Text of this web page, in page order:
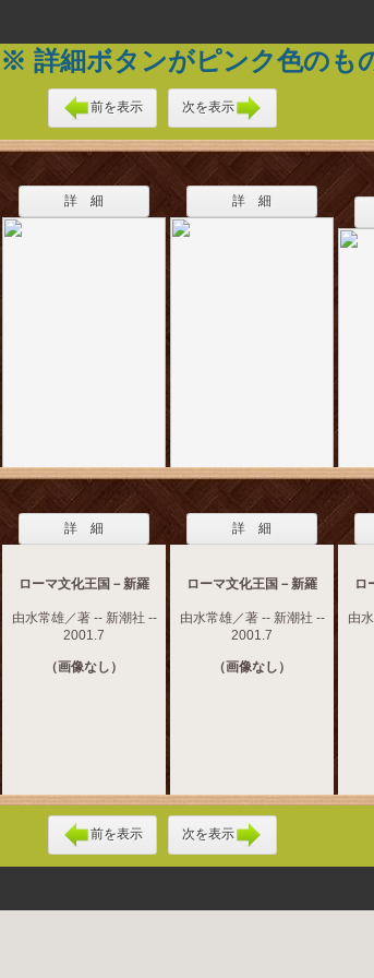
※ 詳細ボタンがピンク色のも
前を表示 次を表示
詳 細 詳 細
詳 細
ローマ文化王国－新羅
由水常雄／著 -- 新潮社 --
2001.7
（画像なし）
詳 細
ローマ文化王国－新羅
由水常雄／著 -- 新潮社 --
2001.7
（画像なし）
ロ
由
前を表示 次を表示